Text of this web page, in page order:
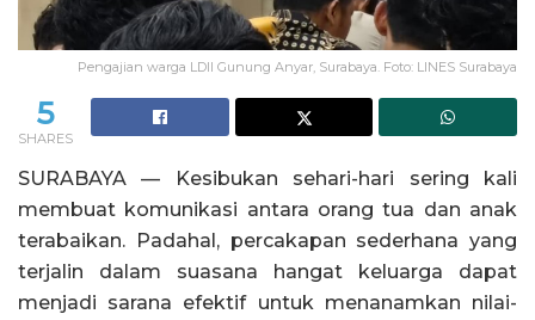
Pengajian warga LDII Gunung Anyar, Surabaya. Foto: LINES Surabaya
5
SHARES
SURABAYA — Kesibukan sehari-hari sering kali
membuat komunikasi antara orang tua dan anak
terabaikan. Padahal, percakapan sederhana yang
terjalin dalam suasana hangat keluarga dapat
menjadi sarana efektif untuk menanamkan nilai-